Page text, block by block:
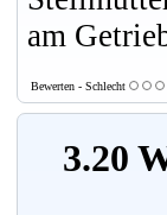
am
Bewerten - Schlecht
3.20